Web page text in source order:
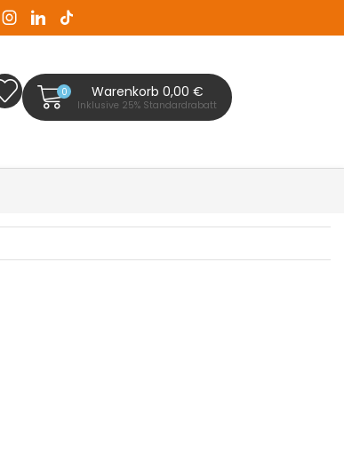
Zaunplanet ist Ihr Zaunfachhändler in Bad
0 Warenkorb 0,00 €
Inklusive 25% Standardrabatt